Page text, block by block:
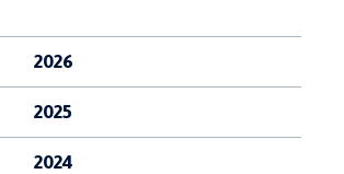
2026
2025
2024